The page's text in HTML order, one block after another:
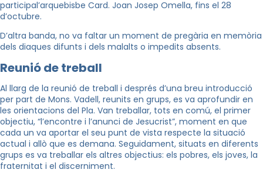
participal’arquebisbe Card. Joan Josep Omella, fins el 28
d’octubre.
D’altra banda, no va faltar un moment de pregària en memòria
dels diaques difunts i dels malalts o impedits absents.
Reunió de treball
Al llarg de la reunió de treball i després d’una breu introducció
per part de Mons. Vadell, reunits en grups, es va aprofundir en
les orientacions del Pla. Van treballar, tots en comú, el primer
objectiu, “l’encontre i l’anunci de Jesucrist”, moment en que
cada un va aportar el seu punt de vista respecte la situació
actual i allò que es demana. Seguidament, situats en diferents
grups es va treballar els altres objectius: els pobres, els joves, la
fraternitat i el discerniment.